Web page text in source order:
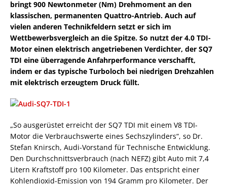
bringt 900 Newtonmeter (Nm) Drehmoment an den
klassischen, permanenten Quattro-Antrieb. Auch auf
vielen anderen Technikfeldern setzt er sich im
Wettbewerbsvergleich an die Spitze. So nutzt der 4.0 TDI-
Motor einen elektrisch angetriebenen Verdichter, der SQ7
TDI eine überragende Anfahrperformance verschafft,
indem er das typische Turboloch bei niedrigen Drehzahlen
mit elektrisch erzeugtem Druck füllt.
„So ausgerüstet erreicht der SQ7 TDI mit einem V8 TDI-
Motor die Verbrauchswerte eines Sechszylinders“, so Dr.
Stefan Knirsch, Audi-Vorstand für Technische Entwicklung.
Den Durchschnittsverbrauch (nach NEFZ) gibt Auto mit 7,4
Litern Kraftstoff pro 100 Kilometer. Das entspricht einer
Kohlendioxid-Emission von 194 Gramm pro Kilometer. Der